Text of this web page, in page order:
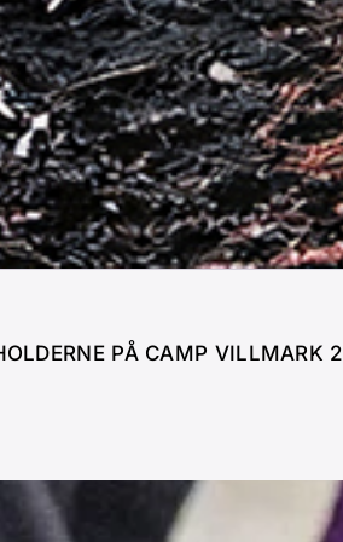
PÅ CAMP VILLMARK